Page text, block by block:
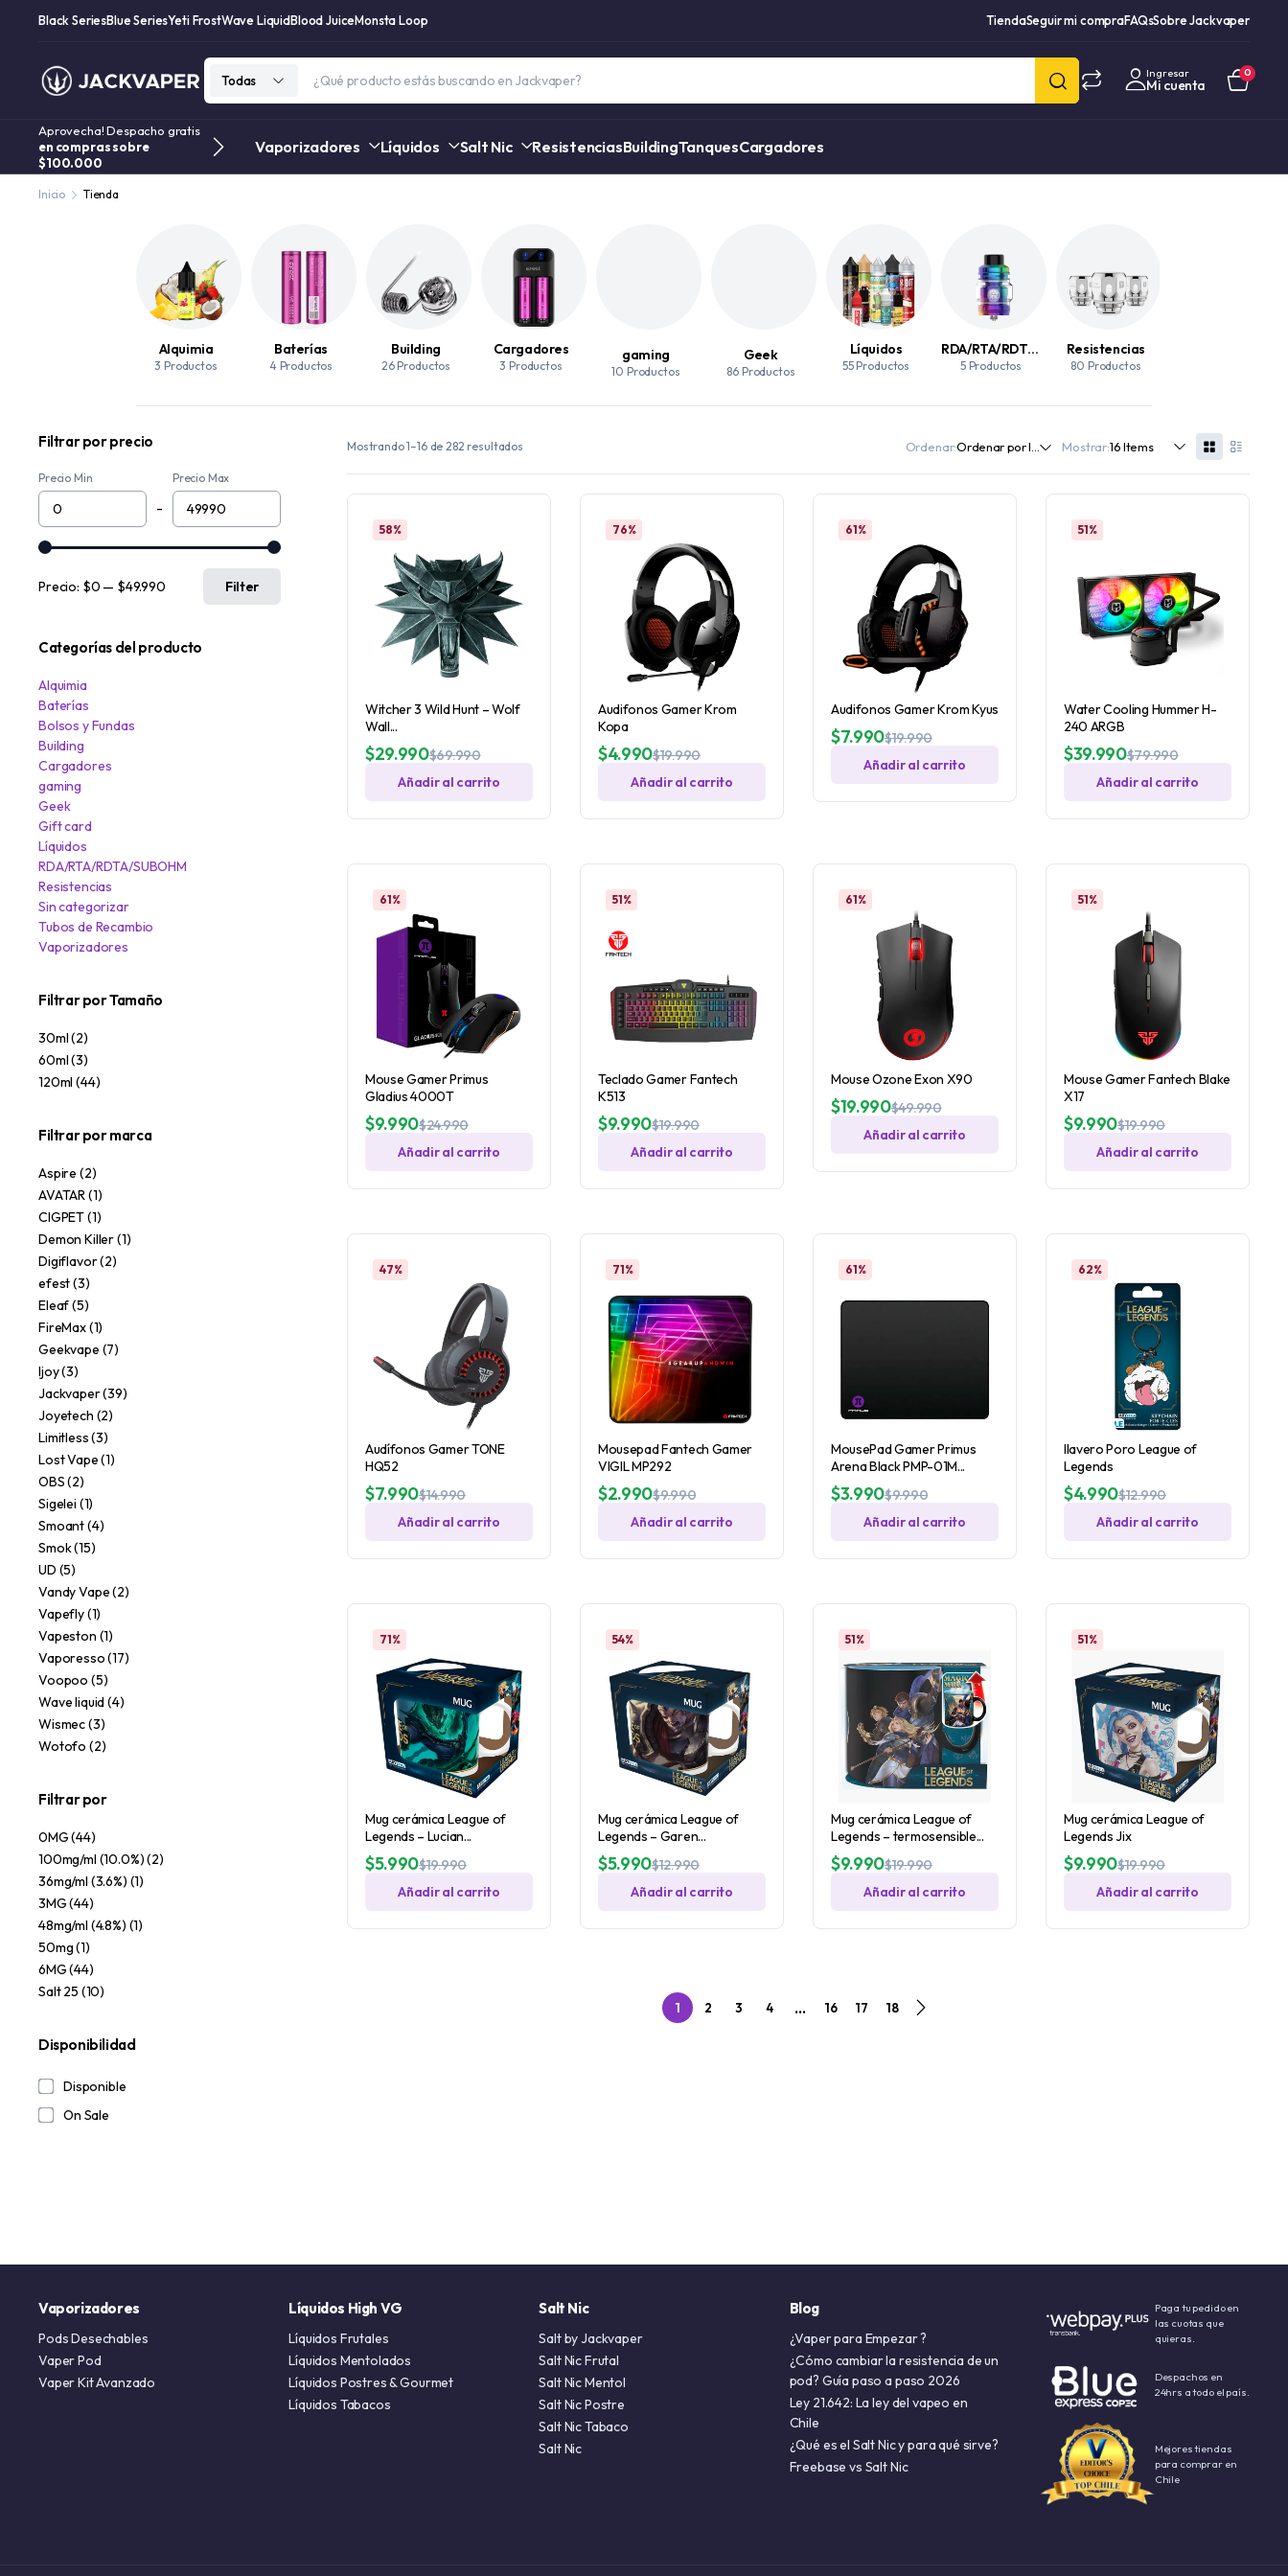
Black SeriesBlue SeriesYeti FrostWave LiquidBlood JuiceMonsta Loop TiendaSeguir mi compraFAQsSobre Jackvaper
Todas Ingresar
Mi cuenta
0
Aprovecha! Despacho gratis
en compras sobre
$100.000
Vaporizadores Líquidos Salt Nic ResistenciasBuildingTanquesCargadores
Inicio Tienda
Alquimia
3 Productos
Baterías
4 Productos
Building
26 Productos
Cargadores
3 Productos
gaming
10 Productos
Geek
86 Productos
Líquidos
55 Productos
RDA/RTA/RDTA/SUBOHM
5 Productos
Resistencias
80 Productos
Mostrando 1–16 de 282 resultados Ordenar: Mostrar:
58%
Witcher 3 Wild Hunt – Wolf
Wall...
$69.990
$29.990
Añadir al carrito
76%
Audifonos Gamer Krom
Kopa
$19.990
$4.990
Añadir al carrito
61%
Audifonos Gamer Krom Kyus
$19.990
$7.990
Añadir al carrito
51%
Water Cooling Hummer H-
240 ARGB
$79.990
$39.990
Añadir al carrito
61%
Mouse Gamer Primus
Gladius 4000T
$24.990
$9.990
Añadir al carrito
51%
Teclado Gamer Fantech
K513
$19.990
$9.990
Añadir al carrito
61%
Mouse Ozone Exon X90
$49.990
$19.990
Añadir al carrito
51%
Mouse Gamer Fantech Blake
X17
$19.990
$9.990
Añadir al carrito
47%
Audífonos Gamer TONE
HQ52
$14.990
$7.990
Añadir al carrito
71%
Mousepad Fantech Gamer
VIGIL MP292
$9.990
$2.990
Añadir al carrito
61%
MousePad Gamer Primus
Arena Black PMP-01M...
$9.990
$3.990
Añadir al carrito
62%
llavero Poro League of
Legends
$12.990
$4.990
Añadir al carrito
71%
Mug cerámica League of
Legends – Lucian...
$19.990
$5.990
Añadir al carrito
54%
Mug cerámica League of
Legends – Garen...
$12.990
$5.990
Añadir al carrito
51%
Mug cerámica League of
Legends – termosensible...
$19.990
$9.990
Añadir al carrito
51%
Mug cerámica League of
Legends Jix
$19.990
$9.990
Añadir al carrito
1 2 3 4 … 16 17 18
Filtrar por precio
Precio Min
-
Precio Max
Filter
Precio: $0 — $49.990
Categorías del producto
Alquimia
Baterías
Bolsos y Fundas
Building
Cargadores
gaming
Geek
Gift card
Líquidos
RDA/RTA/RDTA/SUBOHM
Resistencias
Sin categorizar
Tubos de Recambio
Vaporizadores
Filtrar por Tamaño
30ml(2)
60ml(3)
120ml (44)
Filtrar por marca
Aspire (2)
AVATAR(1)
CIGPET(1)
Demon Killer(1)
Digiflavor(2)
efest(3)
Eleaf(5)
FireMax(1)
Geekvape (7)
Ijoy(3)
Jackvaper(39)
Joyetech (2)
Limitless(3)
Lost Vape(1)
OBS(2)
Sigelei (1)
Smoant(4)
Smok(15)
UD (5)
Vandy Vape(2)
Vapefly(1)
Vapeston (1)
Vaporesso(17)
Voopoo (5)
Wave liquid(4)
Wismec(3)
Wotofo (2)
Filtrar por
0MG(44)
100mg/ml (10.0%)(2)
36mg/ml (3.6%) (1)
3MG(44)
48mg/ml (4.8%) (1)
50mg(1)
6MG(44)
Salt 25 (10)
Disponibilidad
Disponible
On Sale
Vaporizadores
Pods Desechables
Vaper Pod
Vaper Kit Avanzado
Líquidos High VG
Líquidos Frutales
Líquidos Mentolados
Líquidos Postres & Gourmet
Líquidos Tabacos
Salt Nic
Salt by Jackvaper
Salt Nic Frutal
Salt Nic Mentol
Salt Nic Postre
Salt Nic Tabaco
Salt Nic
Blog
¿Vaper para Empezar ?
¿Cómo cambiar la resistencia de un
pod? Guía paso a paso 2026
Ley 21.642: La ley del vapeo en
Chile
¿Qué es el Salt Nic y para qué sirve?
Freebase vs Salt Nic
Paga tu pedido en
las cuotas que
quieras.
Despachos en
24hrs a todo el país.
Mejores tiendas
para comprar en
Chile